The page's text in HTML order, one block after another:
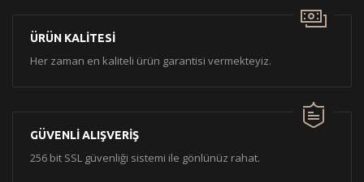
ÜRÜN KALİTESİ
Her zaman en kaliteli ürün garantisi vermekteyiz.
GÜVENLİ ALIŞVERİŞ
256 bit SSL güvenliği sistemi ile gönlünüz rahat.